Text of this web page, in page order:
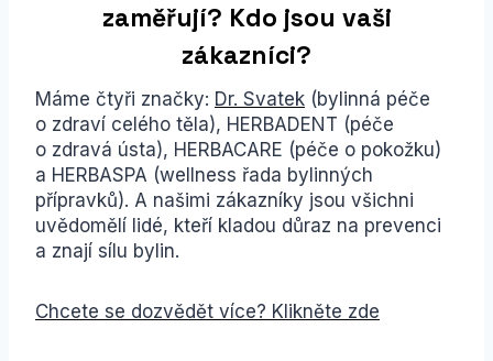
zaměřují? Kdo jsou vaši
zákazníci?
Máme čtyři značky: Dr. Svatek (bylinná péče
o zdraví celého těla), HERBADENT (péče
o zdravá ústa), HERBACARE (péče o pokožku)
a HERBASPA (wellness řada bylinných
přípravků). A našimi zákazníky jsou všichni
uvědomělí lidé, kteří kladou důraz na prevenci
a znají sílu bylin.
Chcete se dozvědět více? Klikněte zde